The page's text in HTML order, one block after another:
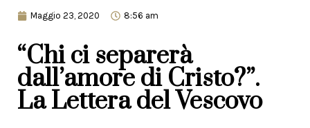
Maggio 23, 2020 8:56 am
“Chi ci separerà
dall’amore di Cristo?”.
La Lettera del Vescovo